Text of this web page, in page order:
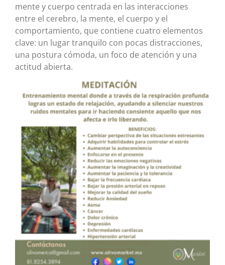
mente y cuerpo centrada en las interacciones
entre el cerebro, la mente, el cuerpo y el
comportamiento, que contiene cuatro elementos
clave: un lugar tranquilo con pocas distracciones,
una postura cómoda, un foco de atención y una
actitud abierta.